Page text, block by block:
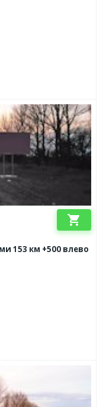
shopping_cart
153 км +500 влево